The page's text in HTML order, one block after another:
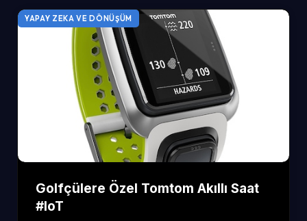
YAPAY ZEKA VE DÖNÜŞÜM
Golfçülere Özel Tomtom Akıllı Saat
#IoT